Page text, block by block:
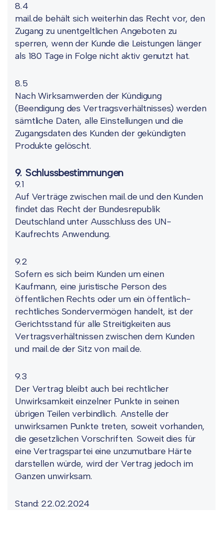
8.4
mail.de behält sich weiterhin das Recht vor, den
Zugang zu unentgeltlichen Angeboten zu
sperren, wenn der Kunde die Leistungen länger
als 180 Tage in Folge nicht aktiv genutzt hat.
8.5
Nach Wirksamwerden der Kündigung
(Beendigung des Vertragsverhältnisses) werden
sämtliche Daten, alle Einstellungen und die
Zugangsdaten des Kunden der gekündigten
Produkte gelöscht.
9. Schlussbestimmungen
9.1
Auf Verträge zwischen mail.de und den Kunden
findet das Recht der Bundesrepublik
Deutschland unter Ausschluss des UN-
Kaufrechts Anwendung.
9.2
Sofern es sich beim Kunden um einen
Kaufmann, eine juristische Person des
öffentlichen Rechts oder um ein öffentlich-
rechtliches Sondervermögen handelt, ist der
Gerichtsstand für alle Streitigkeiten aus
Vertragsverhältnissen zwischen dem Kunden
und mail.de der Sitz von mail.de.
9.3
Der Vertrag bleibt auch bei rechtlicher
Unwirksamkeit einzelner Punkte in seinen
übrigen Teilen verbindlich. Anstelle der
unwirksamen Punkte treten, soweit vorhanden,
die gesetzlichen Vorschriften. Soweit dies für
eine Vertragspartei eine unzumutbare Härte
darstellen würde, wird der Vertrag jedoch im
Ganzen unwirksam.
Stand: 22.02.2024